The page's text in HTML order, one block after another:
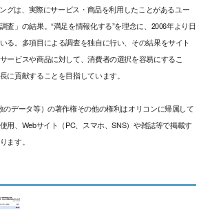
グは、実際にサービス・商品を利用したことがあるユー
査」の結果。“満足を情報化する”を理念に、2006年より日
る。多項目による調査を独自に行い、その結果をサイト
ービスや商品に対して、消費者の選択を容易にするこ
に貢献することを目指しています。
データ等）の著作権その他の権利はオリコンに帰属して
用、Webサイト（PC、スマホ、SNS）や雑誌等で掲載す
ます。